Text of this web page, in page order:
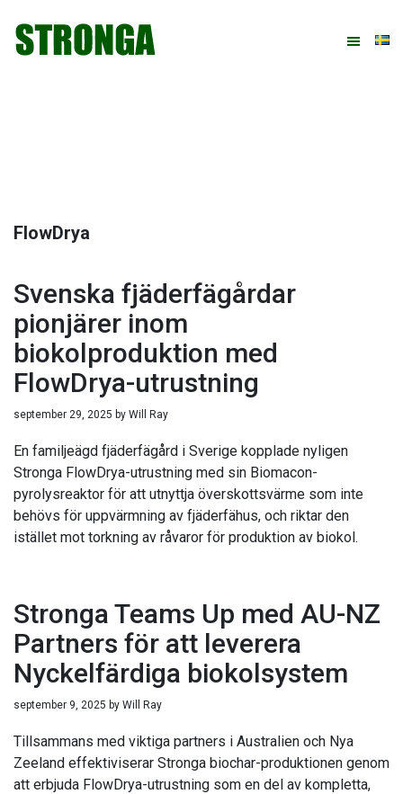
huvudnavigering
huvudinnehåll
det
sidfot
FlowDrya
Svenska fjäderfägårdar
pionjärer inom
biokolproduktion med
FlowDrya-utrustning
september 29, 2025 by Will Ray
En familjeägd fjäderfägård i Sverige kopplade nyligen
Stronga FlowDrya-utrustning med sin Biomacon-
pyrolysreaktor för att utnyttja överskottsvärme som inte
behövs för uppvärmning av fjäderfähus, och riktar den
istället mot torkning av råvaror för produktion av biokol.
Stronga Teams Up med AU-NZ
Partners för att leverera
Nyckelfärdiga biokolsystem
september 9, 2025 by Will Ray
Tillsammans med viktiga partners i Australien och Nya
Zeeland effektiviserar Stronga biochar-produktionen genom
att erbjuda FlowDrya-utrustning som en del av kompletta,